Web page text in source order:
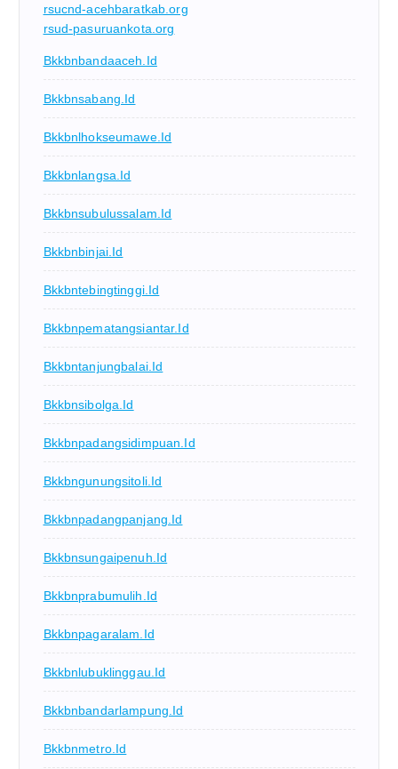
rsucnd-acehbaratkab.org
rsud-pasuruankota.org
Bkkbnbandaaceh.id
Bkkbnsabang.id
Bkkbnlhokseumawe.id
Bkkbnlangsa.id
Bkkbnsubulussalam.id
Bkkbnbinjai.id
Bkkbntebingtinggi.id
Bkkbnpematangsiantar.id
Bkkbntanjungbalai.id
Bkkbnsibolga.id
Bkkbnpadangsidimpuan.id
Bkkbngunungsitoli.id
Bkkbnpadangpanjang.id
Bkkbnsungaipenuh.id
Bkkbnprabumulih.id
Bkkbnpagaralam.id
Bkkbnlubuklinggau.id
Bkkbnbandarlampung.id
Bkkbnmetro.id